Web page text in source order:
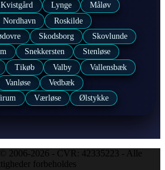
Kvistgård Lynge
Måløv
Nordhavn
Roskilde
Skodsborg
Skovlunde
Snekkersten
Stenløse
Tikøb Valby
Vallensbæk
Vanløse
Vedbæk
Værløse Ølstykke
2006-2026 - CVR: 42335223 - Alle
forbeholdes